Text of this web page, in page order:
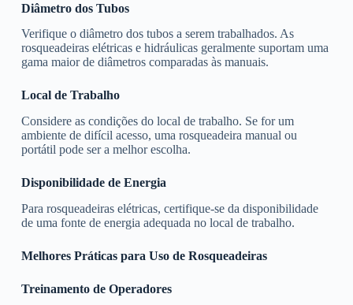
Diâmetro dos Tubos
Verifique o diâmetro dos tubos a serem trabalhados. As
rosqueadeiras elétricas e hidráulicas geralmente suportam uma
gama maior de diâmetros comparadas às manuais.
Local de Trabalho
Considere as condições do local de trabalho. Se for um
ambiente de difícil acesso, uma rosqueadeira manual ou
portátil pode ser a melhor escolha.
Disponibilidade de Energia
Para rosqueadeiras elétricas, certifique-se da disponibilidade
de uma fonte de energia adequada no local de trabalho.
Melhores Práticas para Uso de Rosqueadeiras
Treinamento de Operadores